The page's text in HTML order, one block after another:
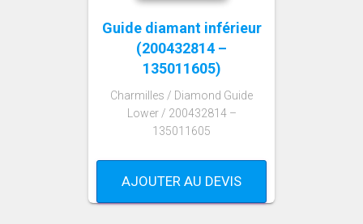
Guide diamant inférieur
(200432814 –
135011605)
Charmilles / Diamond Guide
Lower / 200432814 –
135011605
AJOUTER AU DEVIS